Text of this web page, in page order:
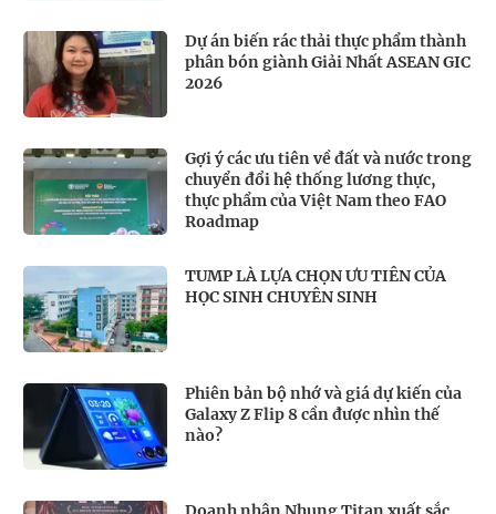
Dự án biến rác thải thực phẩm thành
phân bón giành Giải Nhất ASEAN GIC
2026
Gợi ý các ưu tiên về đất và nước trong
chuyển đổi hệ thống lương thực,
thực phẩm của Việt Nam theo FAO
Roadmap
TUMP LÀ LỰA CHỌN ƯU TIÊN CỦA
HỌC SINH CHUYÊN SINH
Phiên bản bộ nhớ và giá dự kiến của
Galaxy Z Flip 8 cần được nhìn thế
nào?